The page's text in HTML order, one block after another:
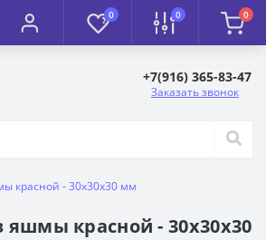
0 0 0
+7(916) 365-83-47
Заказать звонок
красной - 30х30х30 мм
красной - 30х30х30